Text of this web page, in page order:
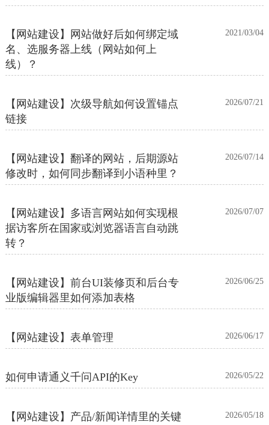
【网站建设】网站做好后如何绑定域
名、选服务器上线（网站如何上
线）？
2021/03/04
【网站建设】次级导航如何设置锚点
链接
2026/07/21
【网站建设】翻译的网站，后期源站
修改时，如何同步翻译到小语种里？
2026/07/14
【网站建设】多语言网站如何实现根
据访客所在国家或浏览器语言自动跳
转？
2026/07/07
【网站建设】前台UI装修页和后台专
业版编辑器里如何添加表格
2026/06/25
【网站建设】表单管理 2026/06/17
如何申请通义千问API的Key 2026/05/22
【网站建设】产品/新闻详情里的关键
2026/05/18